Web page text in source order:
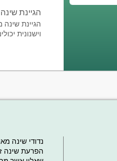
הגיינת שינה
הגיינת
וישנונית
נדודי שינה